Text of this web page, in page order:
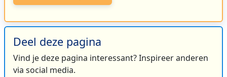
Deel deze pagina
Vind je deze pagina interessant? Inspireer anderen
via social media.